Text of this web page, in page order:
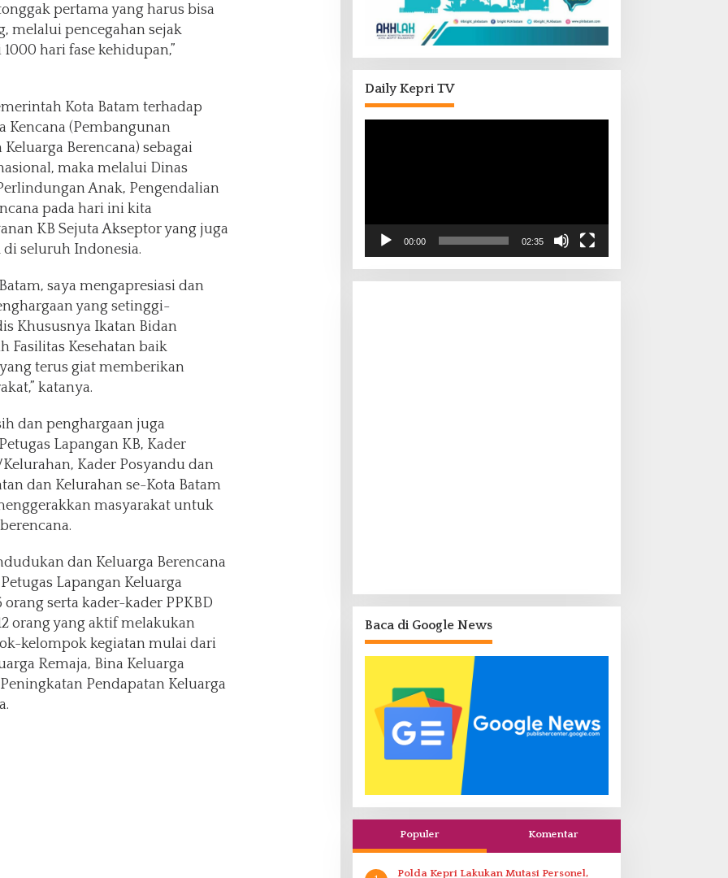
pertama yang harus bisa
melalui pencegahan sejak
hari fase kehidupan,”
Kota Batam terhadap
Kencana (Pembangunan
Berencana) sebagai
maka melalui Dinas
Anak, Pengendalian
pada hari ini kita
KB Sejuta Akseptor yang juga
di seluruh Indonesia.
saya mengapresiasi dan
yang setinggi-
Khususnya Ikatan Bidan
Fasilitas Kesehatan baik
terus giat memberikan
katanya.
dan penghargaan juga
Lapangan KB, Kader
Kader Posyandu dan
dan Kelurahan se-Kota Batam
masyarakat untuk
dan Keluarga Berencana
Lapangan Keluarga
serta kader-kader PPKBD
orang yang aktif melakukan
kelompok kegiatan mulai dari
Remaja, Bina Keluarga
Pendapatan Keluarga
Daily Kepri TV
00:00 02:35
Baca di Google News
Populer Komentar
Polda Kepri Lakukan Mutasi Personel,